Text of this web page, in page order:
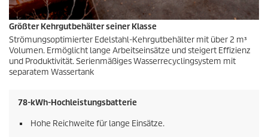
Größter Kehrgutbehälter seiner Klasse
Strömungsoptimierter Edelstahl-Kehrgutbehälter mit über 2 m³
Volumen. Ermöglicht lange Arbeitseinsätze und steigert Effizienz
und Produktivität. Serienmäßiges Wasserrecyclingsystem mit
separatem Wassertank
78-kWh-Hochleistungsbatterie
Hohe Reichweite für lange Einsätze.